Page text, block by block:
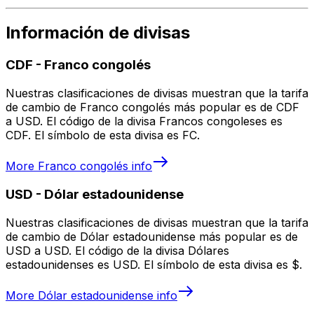
Información de divisas
CDF - Franco congolés
Nuestras clasificaciones de divisas muestran que la tarifa
de cambio de Franco congolés más popular es de CDF
a USD. El código de la divisa Francos congoleses es
CDF. El símbolo de esta divisa es FC.
More Franco congolés info
USD - Dólar estadounidense
Nuestras clasificaciones de divisas muestran que la tarifa
de cambio de Dólar estadounidense más popular es de
USD a USD. El código de la divisa Dólares
estadounidenses es USD. El símbolo de esta divisa es $.
More Dólar estadounidense info